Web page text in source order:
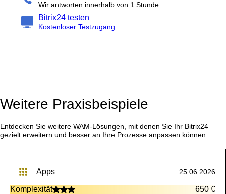
Wir antworten innerhalb von 1 Stunde
Bitrix24 testen
Kostenloser Testzugang
Weitere Praxisbeispiele
Entdecken Sie weitere WAM-Lösungen, mit denen Sie Ihr Bitrix24
gezielt erweitern und besser an Ihre Prozesse anpassen können.
apps 25.06.2026
Komplexität 650 €